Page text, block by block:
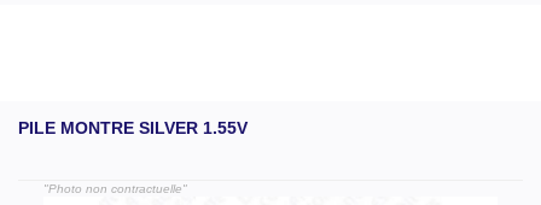
PILE MONTRE SILVER 1.55V
"Photo non contractuelle"